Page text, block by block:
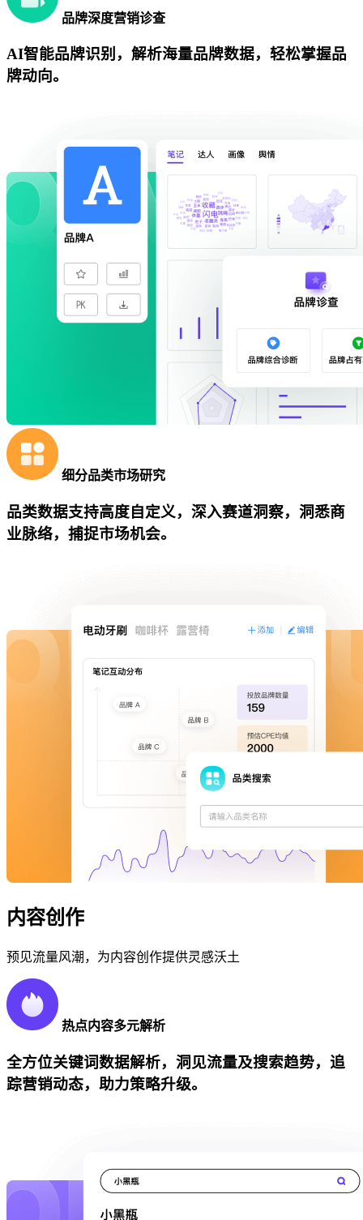
品牌深度营销诊查
AI智能品牌识别，解析海量品牌数据，轻松掌握品
牌动向。
细分品类市场研究
品类数据支持高度自定义，深入赛道洞察，洞悉商
业脉络，捕捉市场机会。
内容创作
预见流量风潮，为内容创作提供灵感沃土
热点内容多元解析
全方位关键词数据解析，洞见流量及搜索趋势，追
踪营销动态，助力策略升级。